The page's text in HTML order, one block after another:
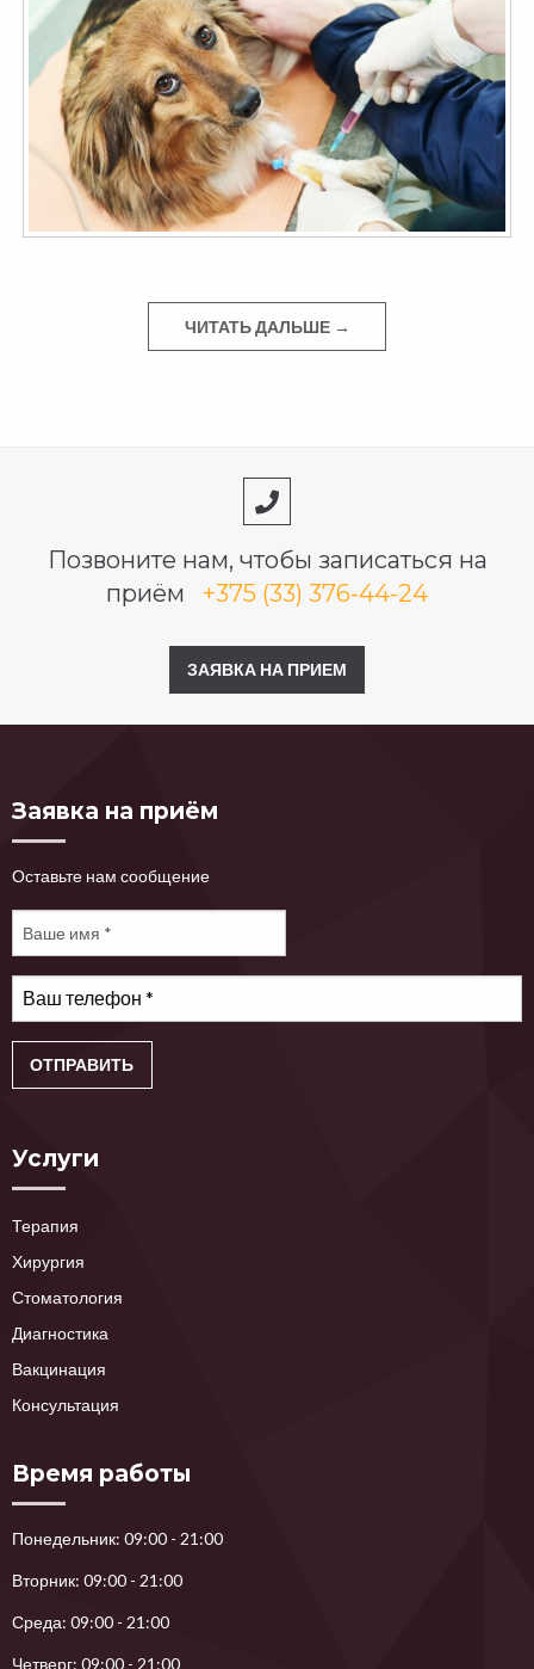
ЧИТАТЬ ДАЛЬШЕ →
Позвоните нам, чтобы записаться на
приём
+375 (33) 376-44-24
ЗАЯВКА НА ПРИЕМ
Заявка на приём
Оставьте нам сообщение
Услуги
Терапия
Хирургия
Стоматология
Диагностика
Вакцинация
Консультация
Время работы
Понедельник: 09:00 - 21:00
Вторник: 09:00 - 21:00
Среда: 09:00 - 21:00
Четверг: 09:00 - 21:00